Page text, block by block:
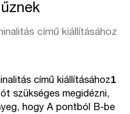
című kiállításához
című kiállításához1
szükséges megidézni,
hogy A pontból B-be